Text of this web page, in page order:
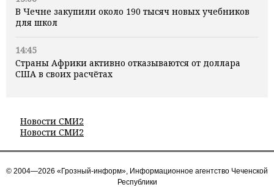
В Чечне закупили около 190 тысяч новых учебников
для школ
14:45
Страны Африки активно отказываются от доллара
США в своих расчётах
Новости СМИ2
Новости СМИ2
© 2004—2026 «Грозный-информ», Информационное агентство Чеченской
Республики